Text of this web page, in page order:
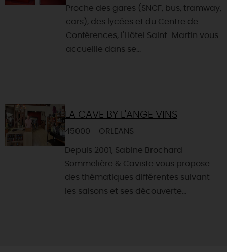
Proche des gares (SNCF, bus, tramway,
cars), des lycées et du Centre de
Conférences, l'Hôtel Saint-Martin vous
accueille dans se...
LA CAVE BY L'ANGE VINS
45000 - ORLEANS
Depuis 2001, Sabine Brochard
Sommelière & Caviste vous propose
des thématiques différentes suivant
les saisons et ses découverte...